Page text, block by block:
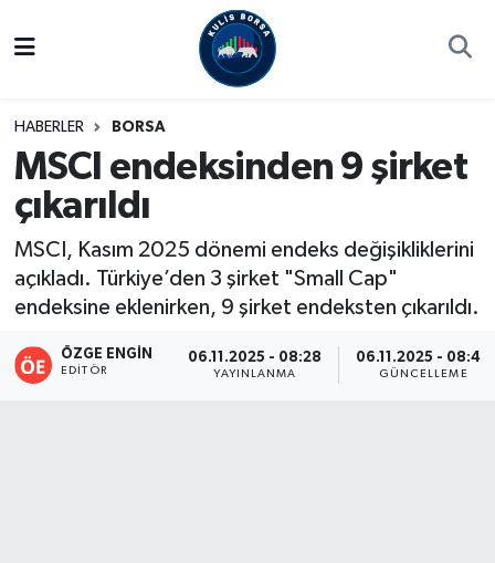
HABERLER BORSA
MSCI endeksinden 9 şirket
çıkarıldı
MSCI, Kasım 2025 dönemi endeks değişikliklerini
açıkladı. Türkiye’den 3 şirket "Small Cap"
endeksine eklenirken, 9 şirket endeksten çıkarıldı.
ÖZGE ENGIN
EDITÖR
06.11.2025 - 08:28
YAYINLANMA
06.11.2025 - 08:40
GÜNCELLEME
Kulis Haber
Halka Arzlar
Ekonomi
Süper Lig Puan Durumu ve Fikstür
Tüm Manşetler
Son Dakika Haberleri
Haber Arşivi